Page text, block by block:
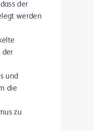
der
werden
der
und
die
zu